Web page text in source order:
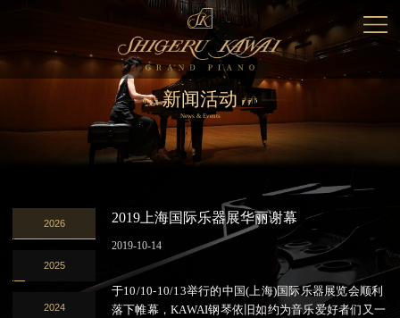
新闻活动
News & Events
2026
2025
2024
2019上海国际乐器展华丽谢幕
2019-10-14
于10/10-10/13举行的中国(上海)国际乐器展览会顺利
落下帷幕，KAWAI钢琴依旧如约为音乐爱好者们又一